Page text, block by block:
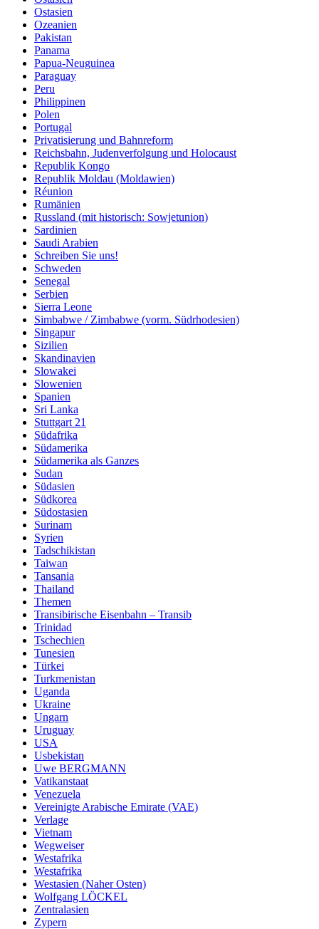
Ostasien
Ozeanien
Pakistan
Panama
Papua-Neuguinea
Paraguay
Peru
Philippinen
Polen
Portugal
Privatisierung und Bahnreform
Reichsbahn, Judenverfolgung und Holocaust
Republik Kongo
Republik Moldau (Moldawien)
Réunion
Rumänien
Russland (mit historisch: Sowjetunion)
Sardinien
Saudi Arabien
Schreiben Sie uns!
Schweden
Senegal
Serbien
Sierra Leone
Simbabwe / Zimbabwe (vorm. Südrhodesien)
Singapur
Sizilien
Skandinavien
Slowakei
Slowenien
Spanien
Sri Lanka
Stuttgart 21
Südafrika
Südamerika
Südamerika als Ganzes
Sudan
Südasien
Südkorea
Südostasien
Surinam
Syrien
Tadschikistan
Taiwan
Tansania
Thailand
Themen
Transibirische Eisenbahn – Transib
Trinidad
Tschechien
Tunesien
Türkei
Turkmenistan
Uganda
Ukraine
Ungarn
Uruguay
USA
Usbekistan
Uwe BERGMANN
Vatikanstaat
Venezuela
Vereinigte Arabische Emirate (VAE)
Verlage
Vietnam
Wegweiser
Westafrika
Westafrika
Westasien (Naher Osten)
Wolfgang LÖCKEL
Zentralasien
Zypern